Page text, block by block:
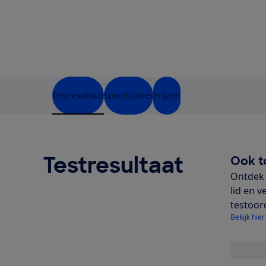
TestresultaatSpecificatiesPrijzen
Testresultaat Ook
lid en
Bekijk